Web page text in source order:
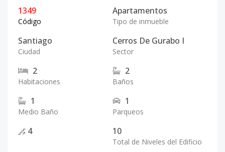
1349
Código
Apartamentos
Tipo de inmueble
Santiago
Ciudad
Cerros De Gurabo I
Sector
2
Habitaciones
2
Baños
1
Medio Baño
1
Parqueos
4 10
Total de Niveles del Edificio